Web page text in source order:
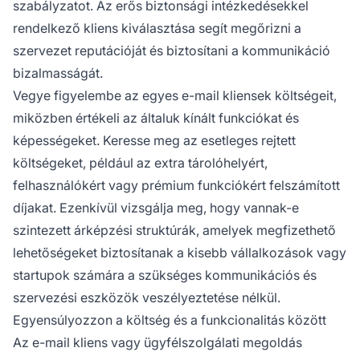
szabályzatot. Az erős biztonsági intézkedésekkel
rendelkező kliens kiválasztása segít megőrizni a
szervezet reputációját és biztosítani a kommunikáció
bizalmasságát.
Vegye figyelembe az egyes e-mail kliensek költségeit,
miközben értékeli az általuk kínált funkciókat és
képességeket. Keresse meg az esetleges rejtett
költségeket, például az extra tárolóhelyért,
felhasználókért vagy prémium funkciókért felszámított
díjakat. Ezenkívül vizsgálja meg, hogy vannak-e
szintezett árképzési struktúrák, amelyek megfizethető
lehetőségeket biztosítanak a kisebb vállalkozások vagy
startupok számára a szükséges kommunikációs és
szervezési eszközök veszélyeztetése nélkül.
Egyensúlyozzon a költség és a funkcionalitás között
Az e-mail kliens vagy ügyfélszolgálati megoldás